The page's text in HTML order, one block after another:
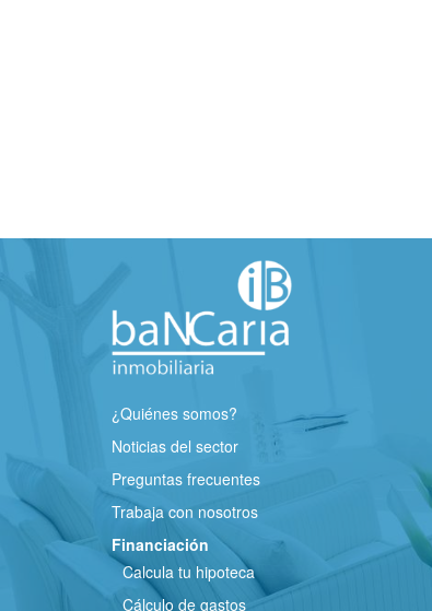
¿Quiénes somos?
Noticias del sector
Preguntas frecuentes
Trabaja con nosotros
Financiación
Calcula tu hipoteca
Cálculo de gastos